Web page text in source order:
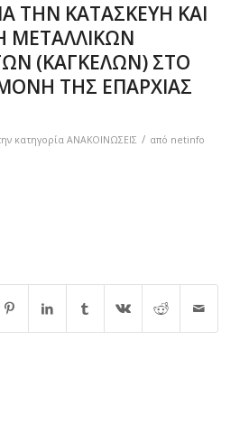
ΤΗΝ ΚΑΤΑΣΚΕΥΗ ΚΑΙ
ΜΕΤΑΛΛΙΚΩΝ
(ΚΑΓΚΕΛΩΝ) ΣΤΟ
ΤΗΣ ΕΠΑΡΧΙΑΣ
κατηγορία ΑΝΑΚΟΙΝΩΣΕΙΣ / από netinfo